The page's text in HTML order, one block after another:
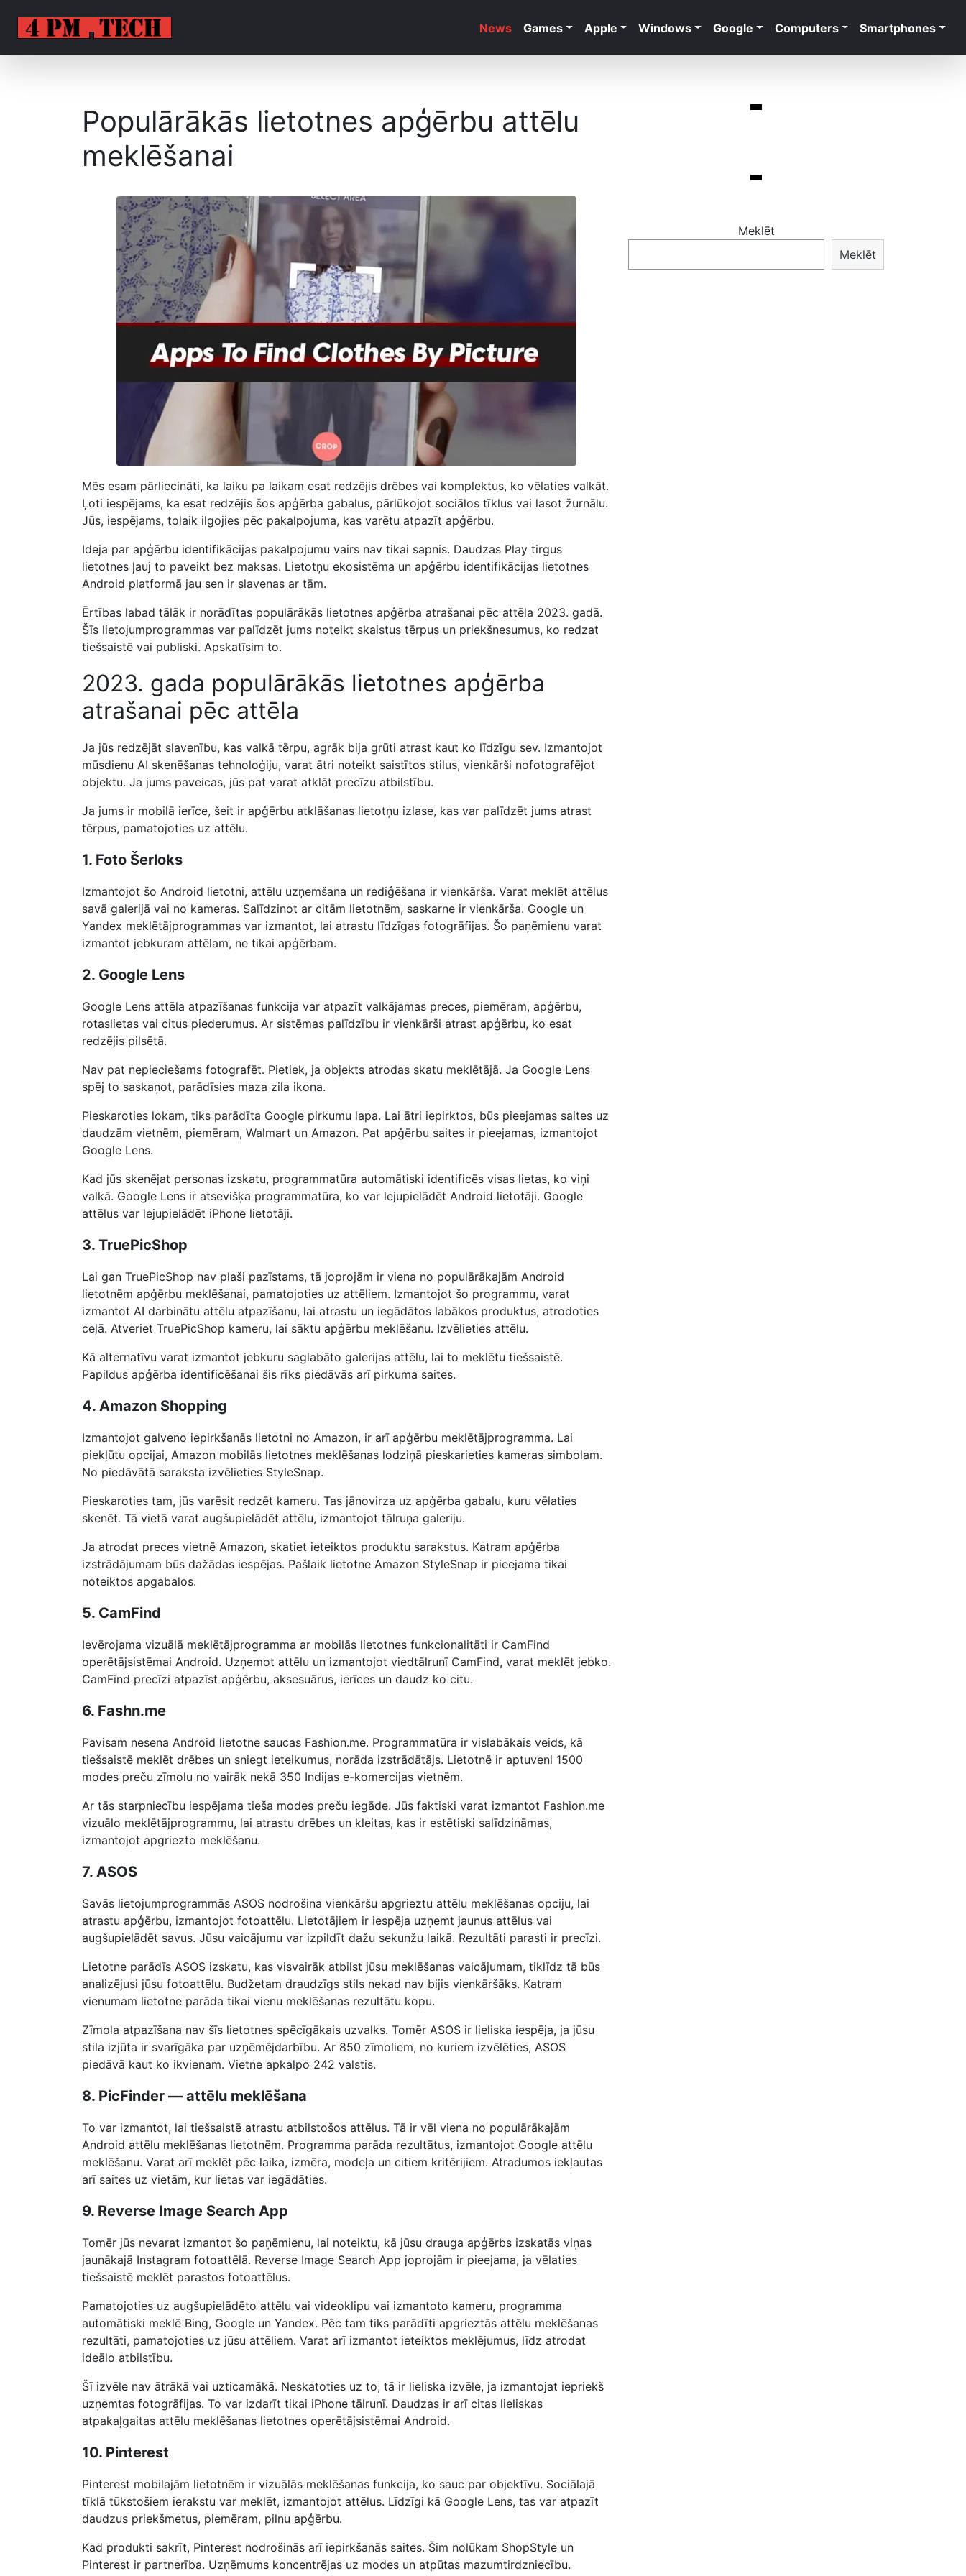
News Games Apple Windows Google Computers Smartphones
Populārākās lietotnes apģērbu attēlu
meklēšanai
Mēs esam pārliecināti, ka laiku pa laikam esat redzējis drēbes vai komplektus, ko vēlaties valkāt.
Ļoti iespējams, ka esat redzējis šos apģērba gabalus, pārlūkojot sociālos tīklus vai lasot žurnālu.
Jūs, iespējams, tolaik ilgojies pēc pakalpojuma, kas varētu atpazīt apģērbu.
Ideja par apģērbu identifikācijas pakalpojumu vairs nav tikai sapnis. Daudzas Play tirgus
lietotnes ļauj to paveikt bez maksas. Lietotņu ekosistēma un apģērbu identifikācijas lietotnes
Android platformā jau sen ir slavenas ar tām.
Ērtības labad tālāk ir norādītas populārākās lietotnes apģērba atrašanai pēc attēla 2023. gadā.
Šīs lietojumprogrammas var palīdzēt jums noteikt skaistus tērpus un priekšnesumus, ko redzat
tiešsaistē vai publiski. Apskatīsim to.
2023. gada populārākās lietotnes apģērba
atrašanai pēc attēla
Ja jūs redzējāt slavenību, kas valkā tērpu, agrāk bija grūti atrast kaut ko līdzīgu sev. Izmantojot
mūsdienu AI skenēšanas tehnoloģiju, varat ātri noteikt saistītos stilus, vienkārši nofotografējot
objektu. Ja jums paveicas, jūs pat varat atklāt precīzu atbilstību.
Ja jums ir mobilā ierīce, šeit ir apģērbu atklāšanas lietotņu izlase, kas var palīdzēt jums atrast
tērpus, pamatojoties uz attēlu.
1. Foto Šerloks
Izmantojot šo Android lietotni, attēlu uzņemšana un rediģēšana ir vienkārša. Varat meklēt attēlus
savā galerijā vai no kameras. Salīdzinot ar citām lietotnēm, saskarne ir vienkārša. Google un
Yandex meklētājprogrammas var izmantot, lai atrastu līdzīgas fotogrāfijas. Šo paņēmienu varat
izmantot jebkuram attēlam, ne tikai apģērbam.
2. Google Lens
Google Lens attēla atpazīšanas funkcija var atpazīt valkājamas preces, piemēram, apģērbu,
rotaslietas vai citus piederumus. Ar sistēmas palīdzību ir vienkārši atrast apģērbu, ko esat
redzējis pilsētā.
Nav pat nepieciešams fotografēt. Pietiek, ja objekts atrodas skatu meklētājā. Ja Google Lens
spēj to saskaņot, parādīsies maza zila ikona.
Pieskaroties lokam, tiks parādīta Google pirkumu lapa. Lai ātri iepirktos, būs pieejamas saites uz
daudzām vietnēm, piemēram, Walmart un Amazon. Pat apģērbu saites ir pieejamas, izmantojot
Google Lens.
Kad jūs skenējat personas izskatu, programmatūra automātiski identificēs visas lietas, ko viņi
valkā. Google Lens ir atsevišķa programmatūra, ko var lejupielādēt Android lietotāji. Google
attēlus var lejupielādēt iPhone lietotāji.
3. TruePicShop
Lai gan TruePicShop nav plaši pazīstams, tā joprojām ir viena no populārākajām Android
lietotnēm apģērbu meklēšanai, pamatojoties uz attēliem. Izmantojot šo programmu, varat
izmantot AI darbinātu attēlu atpazīšanu, lai atrastu un iegādātos labākos produktus, atrodoties
ceļā. Atveriet TruePicShop kameru, lai sāktu apģērbu meklēšanu. Izvēlieties attēlu.
Kā alternatīvu varat izmantot jebkuru saglabāto galerijas attēlu, lai to meklētu tiešsaistē.
Papildus apģērba identificēšanai šis rīks piedāvās arī pirkuma saites.
4. Amazon Shopping
Izmantojot galveno iepirkšanās lietotni no Amazon, ir arī apģērbu meklētājprogramma. Lai
piekļūtu opcijai, Amazon mobilās lietotnes meklēšanas lodziņā pieskarieties kameras simbolam.
No piedāvātā saraksta izvēlieties StyleSnap.
Pieskaroties tam, jūs varēsit redzēt kameru. Tas jānovirza uz apģērba gabalu, kuru vēlaties
skenēt. Tā vietā varat augšupielādēt attēlu, izmantojot tālruņa galeriju.
Ja atrodat preces vietnē Amazon, skatiet ieteiktos produktu sarakstus. Katram apģērba
izstrādājumam būs dažādas iespējas. Pašlaik lietotne Amazon StyleSnap ir pieejama tikai
noteiktos apgabalos.
5. CamFind
Ievērojama vizuālā meklētājprogramma ar mobilās lietotnes funkcionalitāti ir CamFind
operētājsistēmai Android. Uzņemot attēlu un izmantojot viedtālrunī CamFind, varat meklēt jebko.
CamFind precīzi atpazīst apģērbu, aksesuārus, ierīces un daudz ko citu.
6. Fashn.me
Pavisam nesena Android lietotne saucas Fashion.me. Programmatūra ir vislabākais veids, kā
tiešsaistē meklēt drēbes un sniegt ieteikumus, norāda izstrādātājs. Lietotnē ir aptuveni 1500
modes preču zīmolu no vairāk nekā 350 Indijas e-komercijas vietnēm.
Ar tās starpniecību iespējama tieša modes preču iegāde. Jūs faktiski varat izmantot Fashion.me
vizuālo meklētājprogrammu, lai atrastu drēbes un kleitas, kas ir estētiski salīdzināmas,
izmantojot apgriezto meklēšanu.
7. ASOS
Savās lietojumprogrammās ASOS nodrošina vienkāršu apgrieztu attēlu meklēšanas opciju, lai
atrastu apģērbu, izmantojot fotoattēlu. Lietotājiem ir iespēja uzņemt jaunus attēlus vai
augšupielādēt savus. Jūsu vaicājumu var izpildīt dažu sekunžu laikā. Rezultāti parasti ir precīzi.
Lietotne parādīs ASOS izskatu, kas visvairāk atbilst jūsu meklēšanas vaicājumam, tiklīdz tā būs
analizējusi jūsu fotoattēlu. Budžetam draudzīgs stils nekad nav bijis vienkāršāks. Katram
vienumam lietotne parāda tikai vienu meklēšanas rezultātu kopu.
Zīmola atpazīšana nav šīs lietotnes spēcīgākais uzvalks. Tomēr ASOS ir lieliska iespēja, ja jūsu
stila izjūta ir svarīgāka par uzņēmējdarbību. Ar 850 zīmoliem, no kuriem izvēlēties, ASOS
piedāvā kaut ko ikvienam. Vietne apkalpo 242 valstis.
8. PicFinder — attēlu meklēšana
To var izmantot, lai tiešsaistē atrastu atbilstošos attēlus. Tā ir vēl viena no populārākajām
Android attēlu meklēšanas lietotnēm. Programma parāda rezultātus, izmantojot Google attēlu
meklēšanu. Varat arī meklēt pēc laika, izmēra, modeļa un citiem kritērijiem. Atradumos iekļautas
arī saites uz vietām, kur lietas var iegādāties.
9. Reverse Image Search App
Tomēr jūs nevarat izmantot šo paņēmienu, lai noteiktu, kā jūsu drauga apģērbs izskatās viņas
jaunākajā Instagram fotoattēlā. Reverse Image Search App joprojām ir pieejama, ja vēlaties
tiešsaistē meklēt parastos fotoattēlus.
Pamatojoties uz augšupielādēto attēlu vai videoklipu vai izmantoto kameru, programma
automātiski meklē Bing, Google un Yandex. Pēc tam tiks parādīti apgrieztās attēlu meklēšanas
rezultāti, pamatojoties uz jūsu attēliem. Varat arī izmantot ieteiktos meklējumus, līdz atrodat
ideālo atbilstību.
Šī izvēle nav ātrākā vai uzticamākā. Neskatoties uz to, tā ir lieliska izvēle, ja izmantojat iepriekš
uzņemtas fotogrāfijas. To var izdarīt tikai iPhone tālrunī. Daudzas ir arī citas lieliskas
atpakaļgaitas attēlu meklēšanas lietotnes operētājsistēmai Android.
10. Pinterest
Pinterest mobilajām lietotnēm ir vizuālās meklēšanas funkcija, ko sauc par objektīvu. Sociālajā
tīklā tūkstošiem ierakstu var meklēt, izmantojot attēlus. Līdzīgi kā Google Lens, tas var atpazīt
daudzus priekšmetus, piemēram, pilnu apģērbu.
Kad produkti sakrīt, Pinterest nodrošinās arī iepirkšanās saites. Šim nolūkam ShopStyle un
Pinterest ir partnerība. Uzņēmums koncentrējas uz modes un atpūtas mazumtirdzniecību.
Meklēt
Meklēt